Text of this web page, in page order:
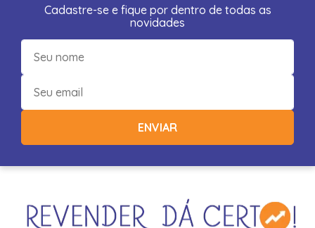
Cadastre-se e fique por dentro de todas as
novidades
ENVIAR